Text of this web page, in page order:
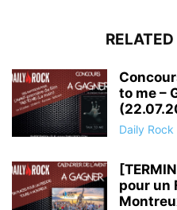
to me –
Daily Rock
pour un